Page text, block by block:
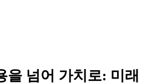
을 넘어 가치로: 미래